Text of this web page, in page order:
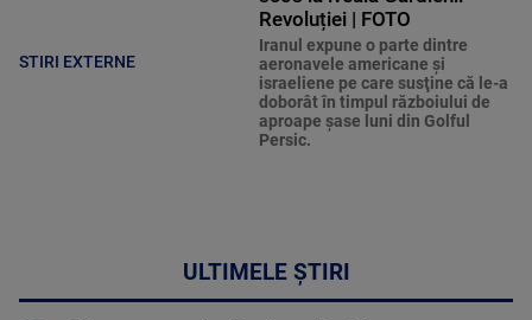
STIRI EXTERNE
Revoluției | FOTO
Iranul expune o parte dintre
aeronavele americane şi
israeliene pe care susţine că le-a
doborât în timpul războiului de
aproape şase luni din Golful
Persic.
ULTIMELE ȘTIRI